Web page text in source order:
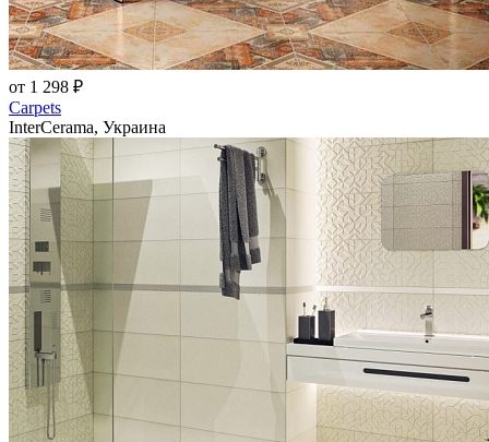
от 1 298 ₽
Carpets
InterCerama, Украина